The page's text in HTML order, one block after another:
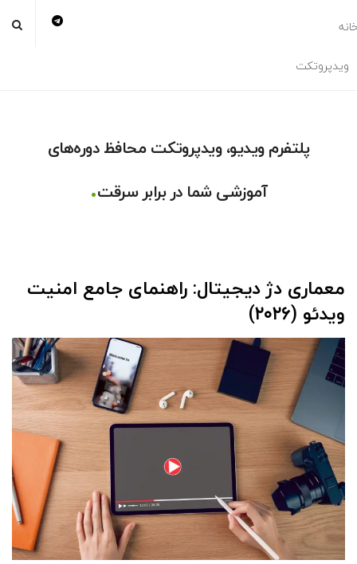
ویدپروتکت
پلتفرم ویدیو، ویدپروتکت محافظ دوره‌های
آموزشی شما در برابر سرقت.
معماری دژ دیجیتال: راهنمای جامع امنیت
ویدئو (۲۰۲۶)